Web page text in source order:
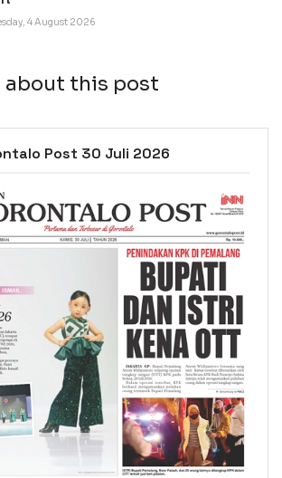
4 August 2026
about this post
Post 30 Juli 2026